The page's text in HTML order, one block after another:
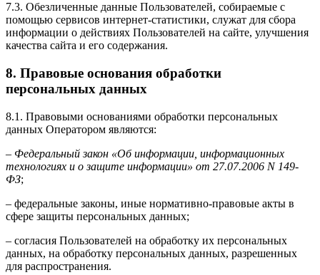
7.3. Обезличенные данные Пользователей, собираемые с
помощью сервисов интернет-статистики, служат для сбора
информации о действиях Пользователей на сайте, улучшения
качества сайта и его содержания.
8. Правовые основания обработки
персональных данных
8.1. Правовыми основаниями обработки персональных
данных Оператором являются:
– Федеральный закон «Об информации, информационных
технологиях и о защите информации» от 27.07.2006 N 149-
ФЗ;
– федеральные законы, иные нормативно-правовые акты в
сфере защиты персональных данных;
– согласия Пользователей на обработку их персональных
данных, на обработку персональных данных, разрешенных
для распространения.